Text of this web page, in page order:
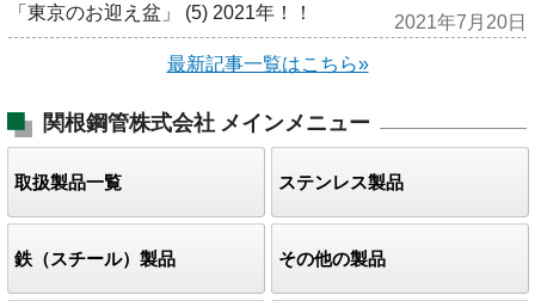
「東京のお迎え盆」 (5) 2021年！！
2021年7月20日
最新記事一覧はこちら»
関根鋼管株式会社 メインメニュー
取扱製品一覧 ステンレス製品
鉄（スチール）製品 その他の製品